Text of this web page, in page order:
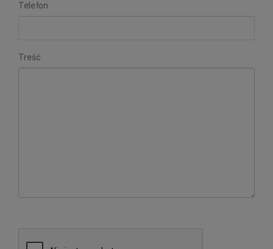
Telefon
Treść